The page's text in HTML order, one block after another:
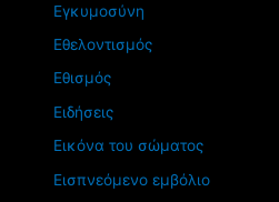
Εγκυμοσύνη
Εθελοντισμός
Εθισμός
Ειδήσεις
Εικόνα του σώματος
Εισπνεόμενο εμβόλιο